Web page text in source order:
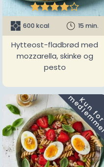

600 kcal 15 min.
Hytteost-fladbrød med
mozzarella, skinke og
pesto
K
u
n
f
o
r
m
e
d
l
e
m
m
e
r